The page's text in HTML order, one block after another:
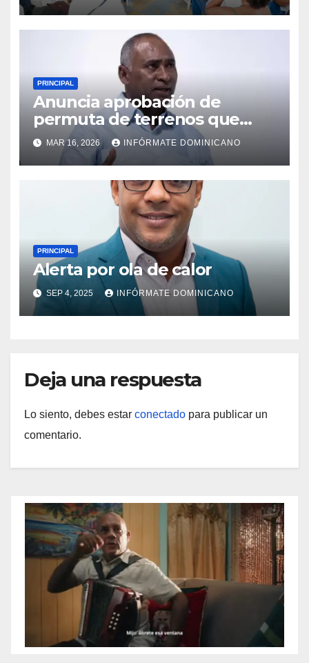
PRINCIPAL
Anuncia aprobación de
permuta de terrenos que
garantiza títulos de
propiedad a familias de la
región Sur
MAR 16, 2026 INFÓRMATE DOMINICANO
PRINCIPAL
Alerta por ola de calor
SEP 4, 2025 INFÓRMATE DOMINICANO
Deja una respuesta
Lo siento, debes estar conectado para publicar un
comentario.